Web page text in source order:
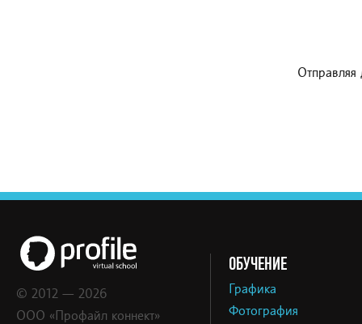
© 2012 — 2026
ООО «Профайл коннект»
ОБУЧЕНИЕ
Графика
Фотография